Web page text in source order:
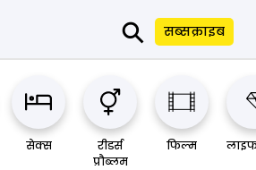
⚲ सब्सक्राइब
सेक्स
रीडर्स
प्रौब्लम
फिल्म